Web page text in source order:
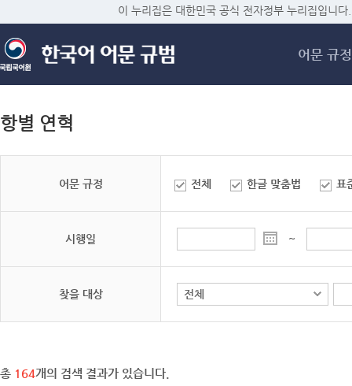
메
이 누리집은 대한민국 공식 전자정부 누리집입니다.
어문 규정
항별 연혁
어문 규정 전체 한글 맞춤법 표
시행일 ~
찾을 대상
총 164개의 검색 결과가 있습니다.